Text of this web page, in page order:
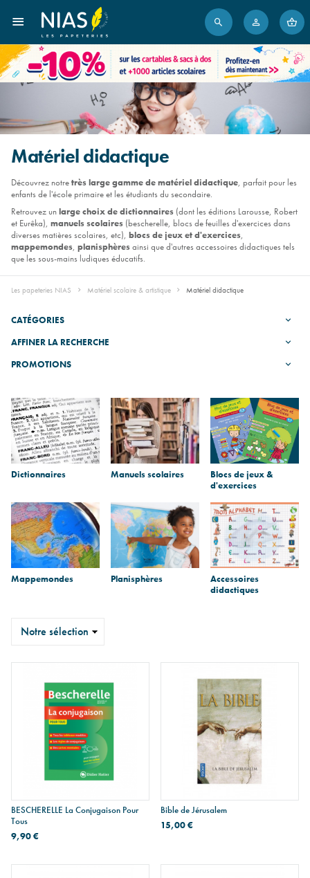
Matériel didactique
Découvrez notretrès large gamme de matériel didactique, parfait pour les
enfants de l'école primaire et les étudiants du secondaire.
Retrouvez unlarge choix de dictionnaires (dont les éditions Larousse, Robert
et Eurêka), manuels scolaires (bescherelle, blocs de feuilles d'exercices dans
diverses matières scolaires, etc), blocs de jeux et d'exercices,
mappemondes, planisphèresainsi que d'autres accessoires didactiques tels
que les sous-mains ludiques éducatifs.
Les papeteries NIAS Matériel scolaire & artistique Matériel didactique
CATÉGORIES
AFFINER LA RECHERCHE
PROMOTIONS
Sous-
catégories
Dictionnaires Manuels scolaires
Blocs de jeux &
d'exercices
Mappemondes Planisphères
Accessoires
didactiques
Trier
BESCHERELLE La Conjugaison Pour
Tous
9,90 €
Bible de Jérusalem
15,00 €